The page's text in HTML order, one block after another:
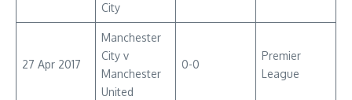
City
27 Apr 2017
Manchester
City v
Manchester
United
0-0
Premier
League